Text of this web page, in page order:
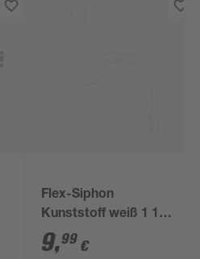
Flex-Siphon
Kunststoff weiß 1 1/2'
x 40/50 mm
9,99 €